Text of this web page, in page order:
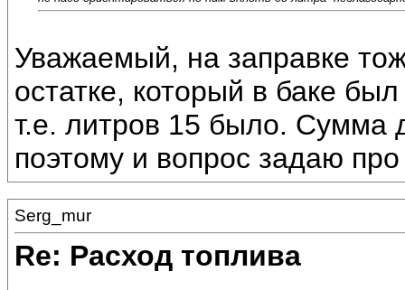
Уважаемый, на заправке
остатке, который в баке
т.е. литров 15 было. Сумма
поэтому и вопрос задаю
Serg_mur
Re: Расход топлива